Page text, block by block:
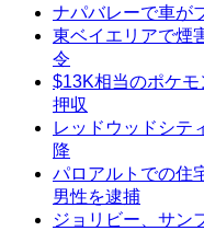
ナパバレーで車が
東ベイエリアで煙
令
$13K相当のポケ
押収
レッドウッドシテ
降
パロアルトでの住
男性を逮捕
ジョリビー、サン